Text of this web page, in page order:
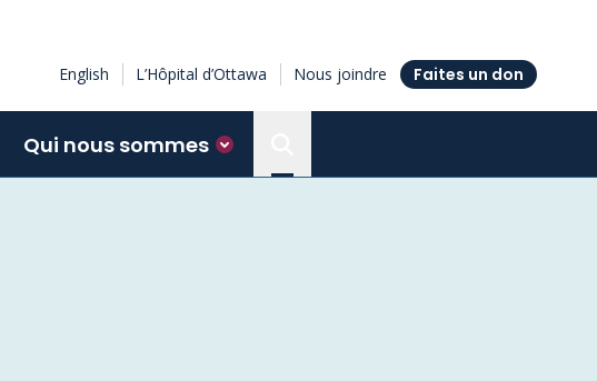
English L’Hôpital d’Ottawa Nous joindre Faites un don
Qui nous sommes